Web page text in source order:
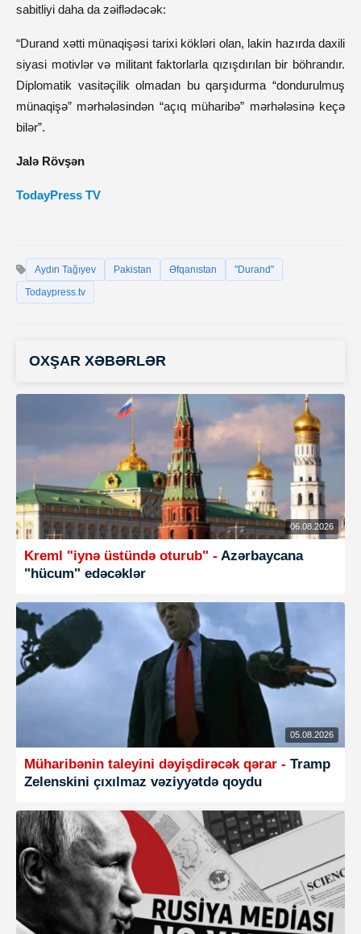
sabitliyi daha da zəiflədəcək:
“Durand xətti münaqişəsi tarixi kökləri olan, lakin hazırda daxili
siyasi motivlər və militant faktorlarla qızışdırılan bir böhrandır.
Diplomatik vasitəçilik olmadan bu qarşıdurma “dondurulmuş
münaqişə” mərhələsindən “açıq müharibə” mərhələsinə keçə
bilər”.
Jalə Rövşən
TodayPress TV
Aydın Tağıyev Pakistan Əfqanıstan
"Durand"
Todaypress.tv
OXŞAR XƏBƏRLƏR
06.08.2026
Kreml "iynə üstündə oturub" - Azərbaycana
"hücum" edəcəklər
05.08.2026
Müharibənin taleyini dəyişdirəcək qərar - Tramp
Zelenskini çıxılmaz vəziyyətdə qoydu